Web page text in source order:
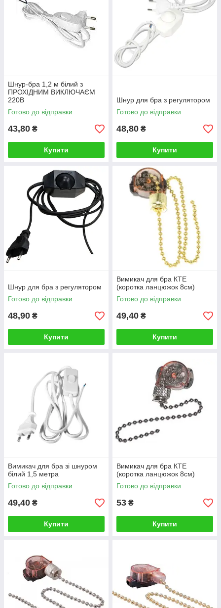
Шнур-бра 1,2 м білий з
ПРОХІДНИМ ВИКЛЮЧАЄМ
220В
Готово до відправки
43,80 ₴
Купити
Шнур для бра з регулятором
Готово до відправки
48,80 ₴
Купити
Шнур для бра з регулятором
Готово до відправки
48,90 ₴
Купити
Вимикач для бра КТЕ
(коротка ланцюжок 8см)
Готово до відправки
49,40 ₴
Купити
Вимикач для бра зі шнуром
білий 1,5 метра
Готово до відправки
49,40 ₴
Купити
Вимикач для бра КТЕ
(коротка ланцюжок 8см)
Готово до відправки
53 ₴
Купити